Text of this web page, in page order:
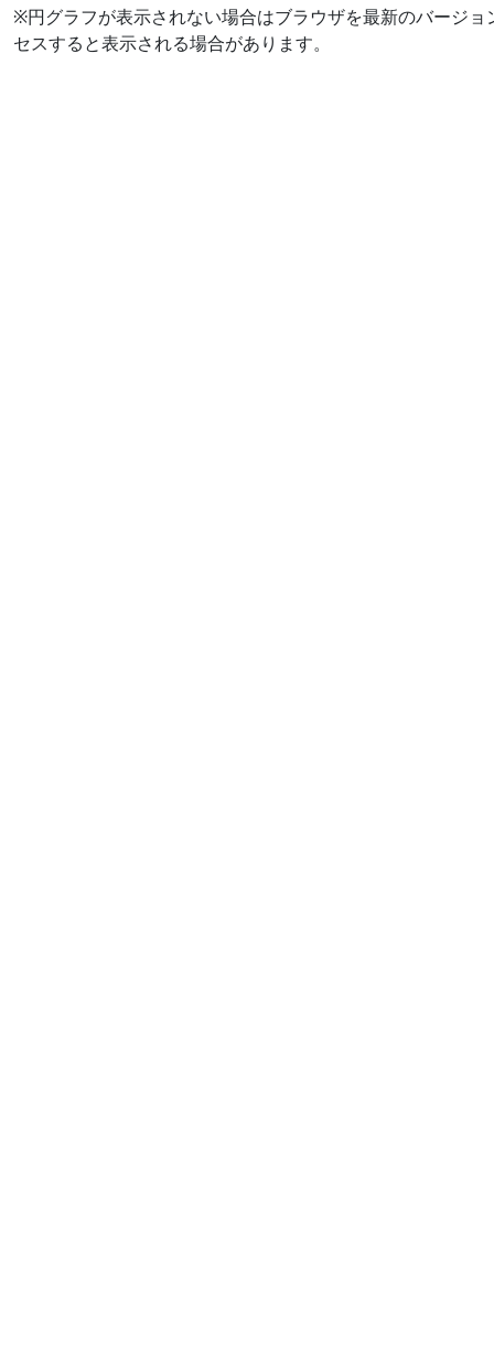
※円グラフが表示されない場合はブラウザを最新のバージ
セスすると表示される場合があります。